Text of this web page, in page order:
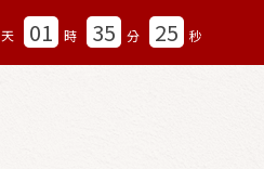
天 01 時 35 分 22 秒